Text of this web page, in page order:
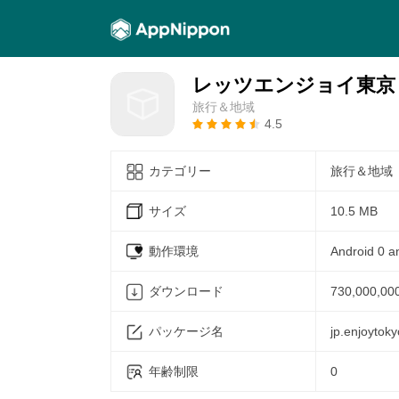
レッツエンジョイ東京
旅行＆地域
4.5
カテゴリー 旅行＆地域
サイズ 10.5 MB
動作環境 Android 0
ダウンロード
パッケージ名
年齢制限 0